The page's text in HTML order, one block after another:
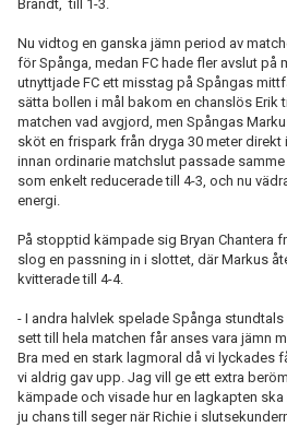
Brandt, till 1-3.
Nu vidtog en ganska jämn period av
för Spånga, medan FC hade fler avslut på
utnyttjade FC ett misstag på Spångas
sätta bollen i mål bakom en chanslös Erik
matchen vad avgjord, men Spångas
sköt en frispark från dryga 30 meter direkt
innan ordinarie matchslut passade
som enkelt reducerade till 4-3, och nu
energi.
På stopptid kämpade sig Bryan Chantera
slog en passning in i slottet, där Markus
kvitterade till 4-4.
- I andra halvlek spelade Spånga
sett till hela matchen får anses vara jämn
Bra med en stark lagmoral då vi lyckades
vi aldrig gav upp. Jag vill ge ett extra
kämpade och visade hur en lagkapten
ju chans till seger när Richie i